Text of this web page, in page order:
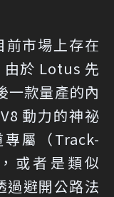
前市場上存在
由於 Lotus 先
一款量產的內
動力的神祕
屬（Track-
或者是類似
過避開公路法